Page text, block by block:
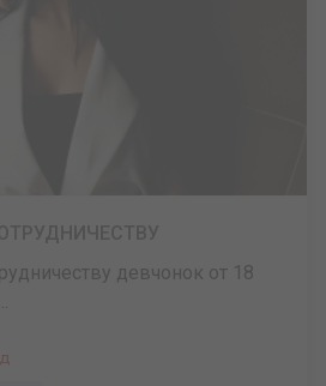
девчонок от 18